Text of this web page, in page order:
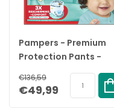
Pampers - Premium
Protection Pants -
Maat 3 - Maandbox -
192 stuks - 6/11 KG
€136,59
€49,99